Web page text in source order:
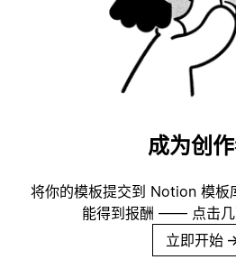
成为创
将你的模板提交到 Notion 模板
能得到报酬 —— 点击几
立即开始